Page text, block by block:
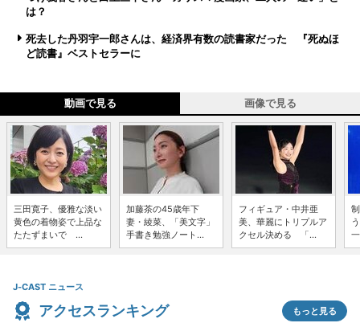
は？
死去した丹羽宇一郎さんは、経済界有数の読書家だった 『死ぬほ
ど読書』ベストセラーに
動画で見る 画像で見る
三田寛子、優雅な淡い
黄色の着物姿で上品な
たたずまいで ...
加藤茶の45歳年下
妻・綾菜、「美文字」
手書き勉強ノート...
フィギュア・中井亜
美、華麗にトリプルア
クセル決める 「...
J-CAST ニュース
アクセスランキング もっと見る